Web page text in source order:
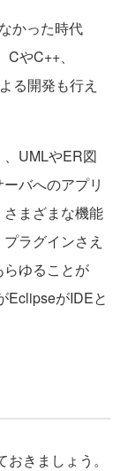
かった時代
やC++、
る開発も行え
UMLやER図
バへのアプリ
まざまな機能
ラグインさえ
ゆることが
EclipseがIDEと
きましょう。